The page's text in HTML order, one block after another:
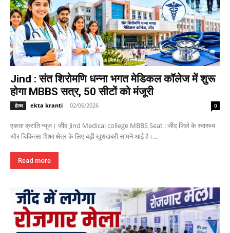
Jind : संत शिरोमणि धन्ना भगत मेडिकल कॉलेज में शुरू
होगा MBBS सत्र, 50 सीटों को मंजूरी
हेल्थ ekta kranti - 02/06/2026 0
एकता क्रांति न्यूज। जींद Jind Medical college MBBS Seat : जींद जिले के स्वास्थ्य
और चिकित्सा शिक्षा क्षेत्र के लिए बड़ी खुशखबरी सामने आई है।...
Read more